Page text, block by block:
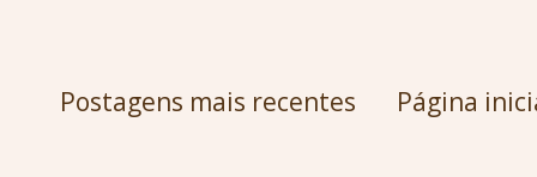
Postagens mais recentes Página